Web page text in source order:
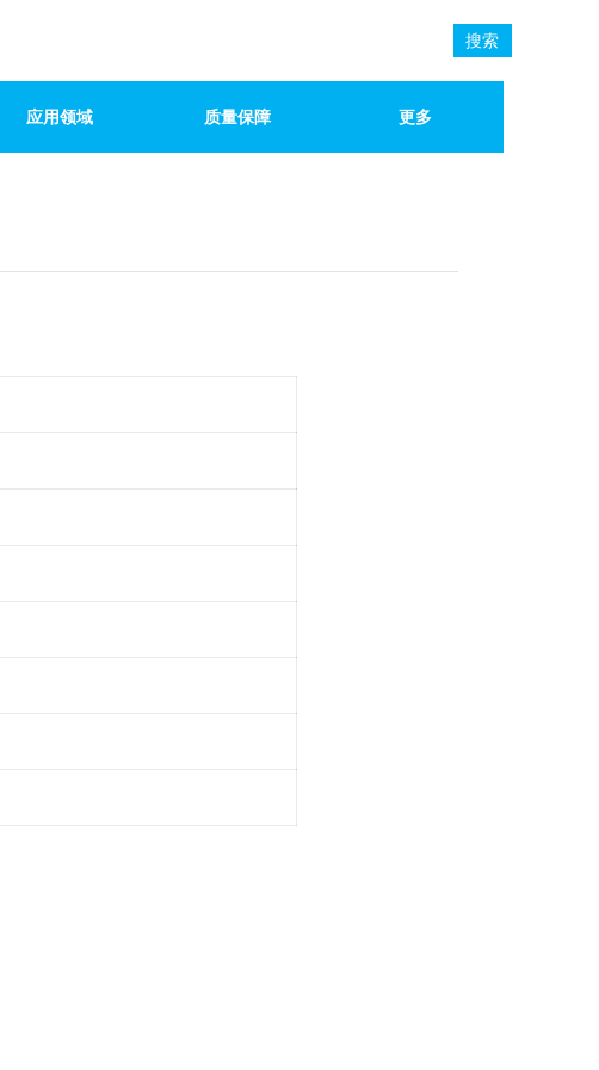
搜索
应用领域 质量保障 更多